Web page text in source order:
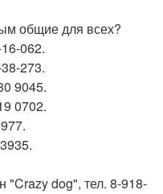
общие для всех?
062.
273.
9045.
0702.
"Crazy dog", тел. 8-918-